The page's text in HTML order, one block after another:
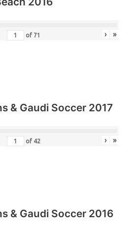
of 71 › »
& Gaudi Soccer 2017
of 42 › »
& Gaudi Soccer 2016